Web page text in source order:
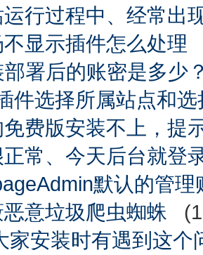
行过程中、经常出
显示插件怎么处理
部署后的账密是多少
件选择所属站点和
费版安装不上，提
常、今天后台就登
默认的管
意垃圾爬虫蜘蛛 (1
家安装时有遇到这